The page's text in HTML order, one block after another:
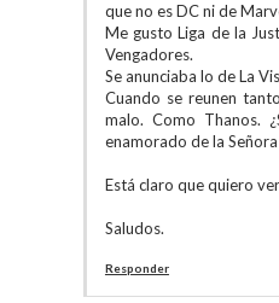
que no es DC ni de
Me gusto Liga de la
Vengadores.
Se anunciaba lo de La
Cuando se reunen
malo. Como Thanos.
enamorado de la
Está claro que quiero
Saludos.
Responder